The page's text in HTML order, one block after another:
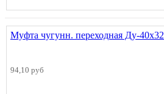
Муфта чугунн. переходная Ду-40х32
94,10 руб